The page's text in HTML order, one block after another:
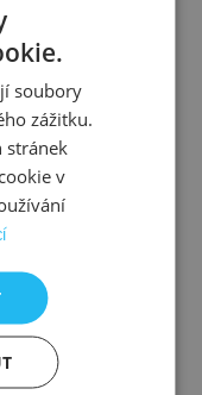
ct
soubory
zážitku.
stránek
v